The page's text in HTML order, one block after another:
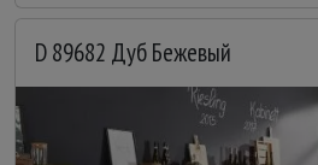
D 89682 Дуб Бежевый